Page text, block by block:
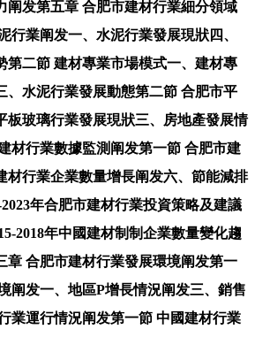
阐发第五章 合肥市建材行業細分領域
行業阐发一、水泥行業發展現狀四、
第二節 建材專業市場模式一、建材專
、水泥行業發展動態第二節 合肥市平
板玻璃行業發展現狀三、房地產發展情
材行業數據監測阐发第一節 合肥市建
材行業企業數量增長阐发六、節能減排
年合肥市建材行業投資策略及建議
2018年中國建材制制企業數量變化趨
章 合肥市建材行業發展環境阐发第一
阐发一、地區P增長情況阐发三、銷售
業運行情況阐发第一節 中國建材行業